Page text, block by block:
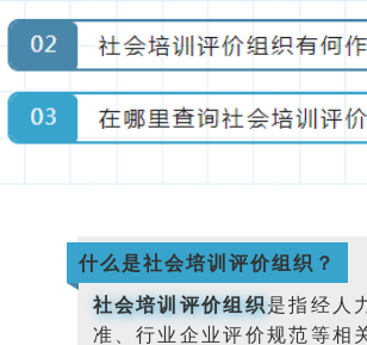
什么是社会培训评价组织？
社会培训评价组织是指经人
准、行业企业评价规范等相